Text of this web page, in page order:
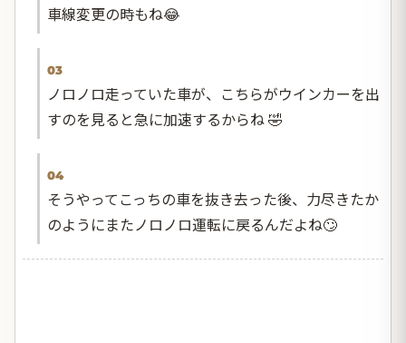
車線変更の時もね😂
03
ノロノロ走っていた車が、こちらがウインカーを出
すのを見ると急に加速するからね 🤣
04
そうやってこっちの車を抜き去った後、力尽きたか
のようにまたノロノロ運転に戻るんだよね🙄